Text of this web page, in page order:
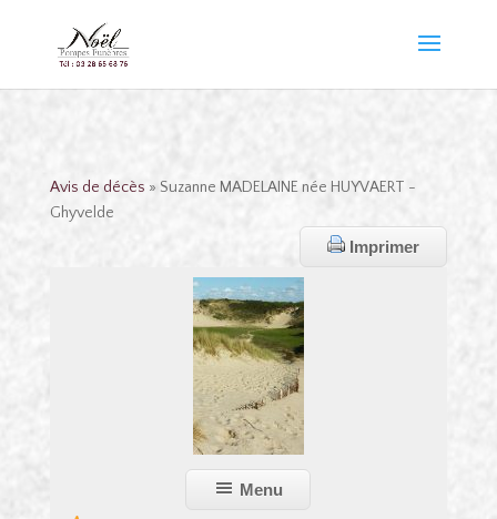
Avis de décès » Suzanne MADELAINE née HUYVAERT -
Ghyvelde
Imprimer
Menu